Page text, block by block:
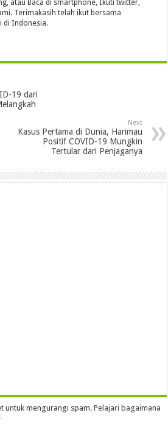
atau Baca di smartphone, Ikuti twitter,
Terimakasih telah ikut bersama
di Indonesia.
19 dari
Next
Kasus Pertama di Dunia, Harimau
Positif COVID-19 Mungkin
Tertular dari Penjaganya
untuk mengurangi spam.Pelajari bagaimana